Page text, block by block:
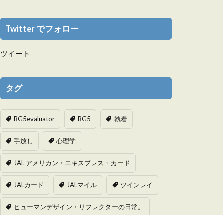
Twitter でフォロー
ツイート
タグ
BG5evaluator BG5 執着
手放し 心理学
JAL アメリカン・エキスプレス・カード
JALカード JALマイル ツインレイ
ヒューマンデザイン・リフレクターの日常。